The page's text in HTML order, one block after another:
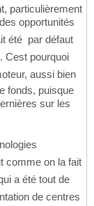
particulièrement
opportunités
 par défaut 
Cest pourquoi
aussi bien
fonds, puisque
sur les
comme on la fait
a été tout de
de centres